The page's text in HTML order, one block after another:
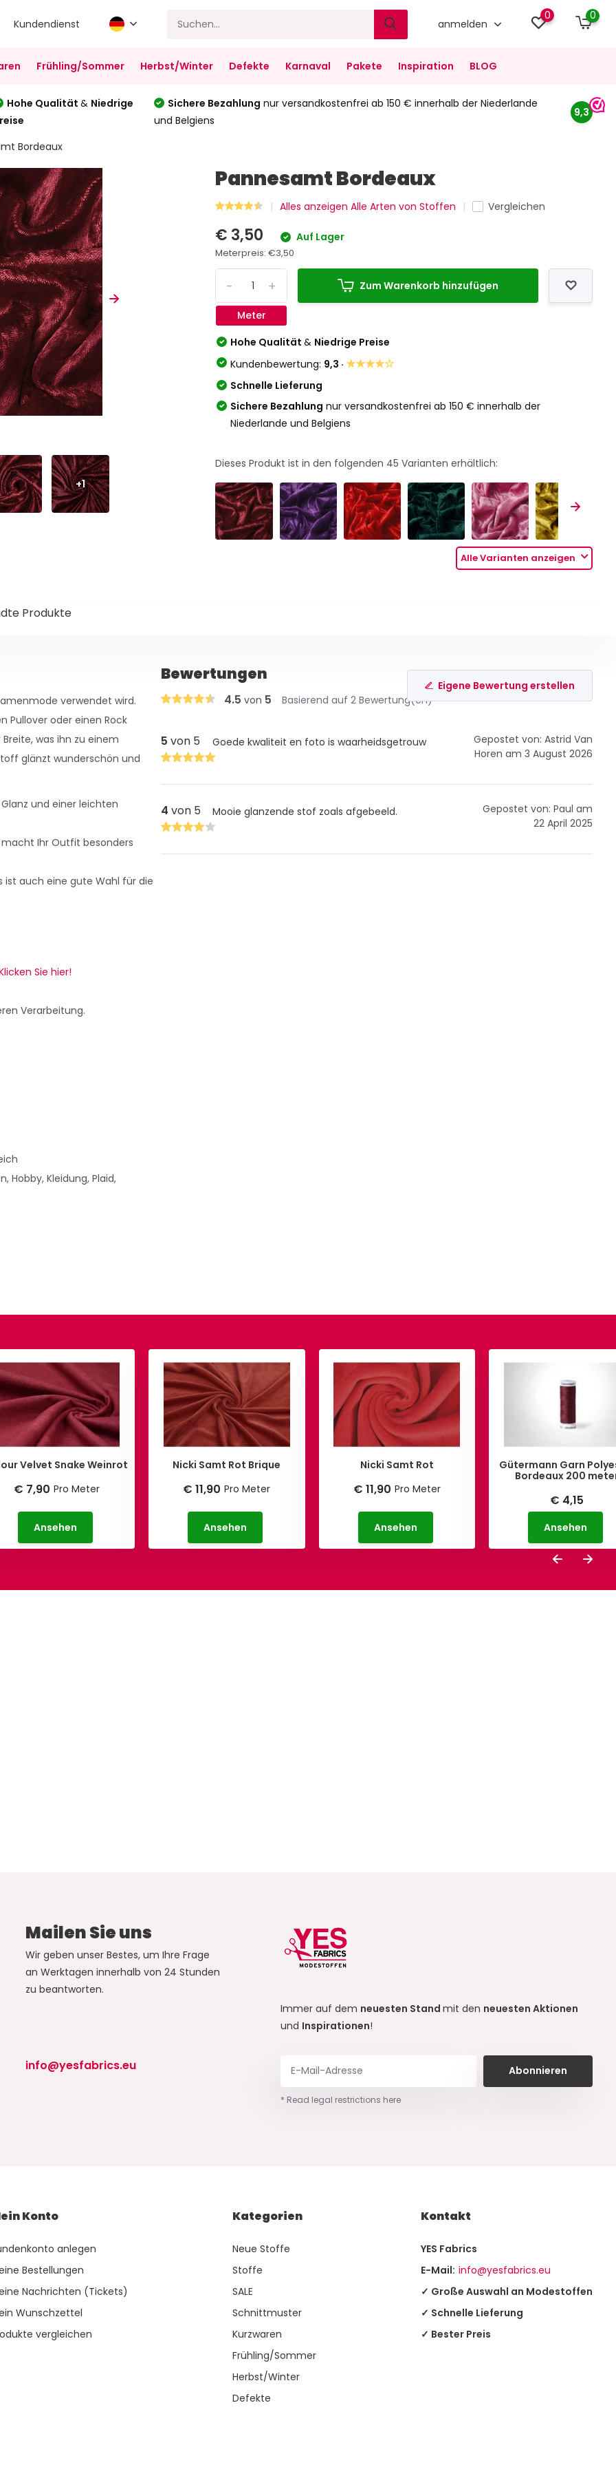
Kundendienst anmelden
0 0
Frühling/Sommer Herbst/Winter Defekte Karnaval Pakete Inspiration BLOG
Hohe Qualität& Niedrige
Sichere Bezahlung nur versandkostenfrei ab 150 € innerhalb der Niederlande
und Belgiens
9,3
Bordeaux
+1
Pannesamt Bordeaux
Alles anzeigen Alle Arten von Stoffen Vergleichen
€ 3,50 Auf Lager
Meterpreis:€3,50
+
-
Meter
Zum Warenkorb hinzufügen
Hohe Qualität& Niedrige Preise
Kundenbewertung: 9,3 ·★★★★☆
Schnelle Lieferung
Sichere Bezahlung nur versandkostenfrei ab 150 € innerhalb der
Niederlande und Belgiens
Dieses Produkt ist in den folgenden 45 Varianten erhältlich:
Alle Varianten anzeigen
Produkte
verwendet wird.
Pullover oder einen Rock
was ihn zu einem
glänzt wunderschön und
und einer leichten
Ihr Outfit besonders
ist auch eine gute Wahl für die
Sie hier!
Verarbeitung.
Hobby, Kleidung, Plaid,
Bewertungen
4.5 von 5 Basierend auf 2 Bewertung(en)
Eigene Bewertung erstellen
5 von 5 Goede kwaliteit en foto is waarheidsgetrouw
Gepostet von: Astrid Van
Horen am 3 August 2026
4 von 5 Mooie glanzende stof zoals afgebeeld.
Gepostet von: Paul am
22 April 2025
Velvet Snake Weinrot
€ 7,90 Pro Meter
Ansehen
Nicki Samt Rot Brique
€ 11,90 Pro Meter
Ansehen
Nicki Samt Rot
€ 11,90 Pro Meter
Ansehen
Gütermann Garn
Bordeaux 200
€ 4,15
Ansehen
Mailen Sie uns
Wir geben unser Bestes, um Ihre Frage
an Werktagen innerhalb von 24 Stunden
zu beantworten.
info@yesfabrics.eu
Immer auf dem neuesten Standmit den neuesten Aktionen
und Inspirationen!
Abonnieren
* Read legal restrictions here
Konto
anlegen
Bestellungen
Nachrichten (Tickets)
Wunschzettel
vergleichen
Kategorien
Neue Stoffe
Stoffe
SALE
Schnittmuster
Kurzwaren
Frühling/Sommer
Herbst/Winter
Defekte
Kontakt
YES Fabrics
E-Mail: info@yesfabrics.eu
✓ Große Auswahl an Modestoffen
✓ Schnelle Lieferung
✓ Bester Preis